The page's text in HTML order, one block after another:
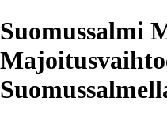
Suomussalmi